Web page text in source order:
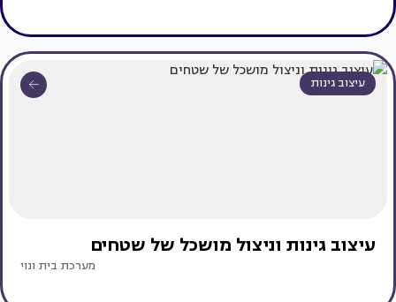
עיצוב גינות
עיצוב גינות וניצול מושכל של שטחים
מערכת בית ונוי